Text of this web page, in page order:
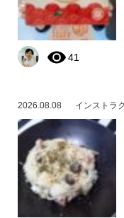
41
2026.08.08 インストラ